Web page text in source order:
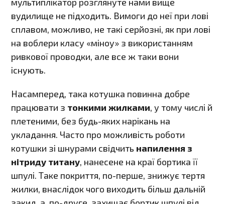
вудилище не підходить. Вимоги до неї при лові
сплавом, можливо, не такі серйозні, як при лові
на воблери класу «міноу» з використанням
ривкової проводки, але все ж таки вони
існують.
Насамперед, така котушка повинна добре
працювати з тонкими жилками, у тому числі й
плетеними, без будь-яких нарікань на
укладання. Часто про можливість роботи
котушки зі шнурами свідчить напилення з
нітриду титану, нанесене на краї бортика її
шпулі. Таке покриття, по-перше, знижує тертя
жилки, внаслідок чого виходить більш дальній